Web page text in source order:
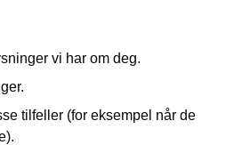
vi har om deg.
tilfeller (for eksempel når de